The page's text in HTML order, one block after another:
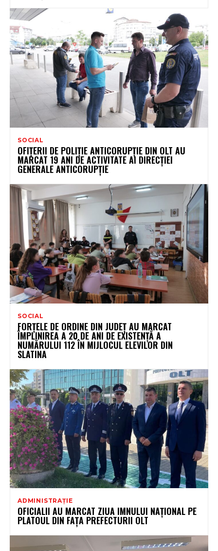
SOCIAL
OFIȚERII DE POLIȚIE ANTICORUPȚIE DIN OLT AU
MARCAT 19 ANI DE ACTIVITATE AI DIRECȚIEI
GENERALE ANTICORUPȚIE
SOCIAL
FORȚELE DE ORDINE DIN JUDEȚ AU MARCAT
ÎMPLINIREA A 20 DE ANI DE EXISTENȚĂ A
NUMĂRULUI 112 ÎN MIJLOCUL ELEVILOR DIN
SLATINA
ADMINISTRAȚIE
OFICIALII AU MARCAT ZIUA IMNULUI NAȚIONAL PE
PLATOUL DIN FAȚA PREFECTURII OLT